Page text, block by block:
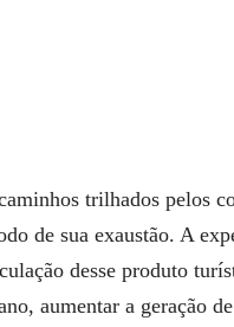
trilhados pelos
de sua exaustão. A
desse produto
aumentar a geração